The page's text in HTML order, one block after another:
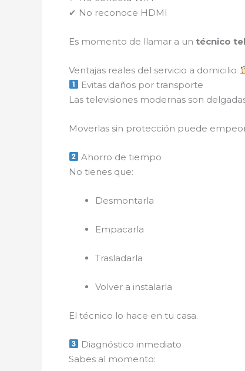
✔ No reconoce HDMI
Es momento de llamar a un técnico
Ventajas reales del servicio a domicilio
Evitas daños por transporte
Las televisiones modernas son
Moverlas sin protección puede
Ahorro de tiempo
No tienes que:
Desmontarla
Empacarla
Trasladarla
Volver a instalarla
El técnico lo hace en tu casa.
Diagnóstico inmediato
Sabes al momento: